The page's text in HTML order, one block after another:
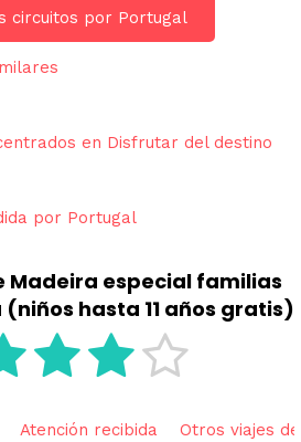
circuitos por Portugal
en Disfrutar del destino
por Portugal
Madeira especial familias
hasta 11 años gratis)
Atención recibida Otros viajes